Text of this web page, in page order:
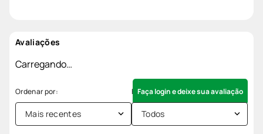
Avaliações
Carregando…
Faça login e deixe sua avaliação
Mais recentes Todos